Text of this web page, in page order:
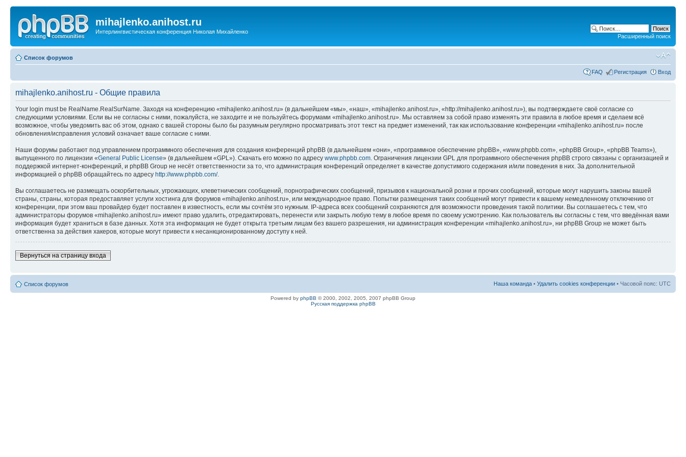
mihajlenko.anihost.ru
Интерлингвистическая конференция Николая Михайленко
Расширенный поиск
Список форумов
FAQ Регистрация Вход
mihajlenko.anihost.ru - Общие правила
Your login must be RealName.RealSurName. Заходя на конференцию «mihajlenko.anihost.ru» (в дальнейшем «мы», «наш», «mihajlenko.anihost.ru», «http://mihajlenko.anihost.ru»), вы подтверждаете своё согласие со
следующими условиями. Если вы не согласны с ними, пожалуйста, не заходите и не пользуйтесь форумами «mihajlenko.anihost.ru». Мы оставляем за собой право изменять эти правила в любое время и сделаем всё
возможное, чтобы уведомить вас об этом, однако с вашей стороны было бы разумным регулярно просматривать этот текст на предмет изменений, так как использование конференции «mihajlenko.anihost.ru» после
обновления/исправления условий означает ваше согласие с ними.
Наши форумы работают под управлением программного обеспечения для создания конференций phpBB (в дальнейшем «они», «программное обеспечение phpBB», «www.phpbb.com», «phpBB Group», «phpBB Teams»),
выпущенного по лицензии «General Public License» (в дальнейшем «GPL»). Скачать его можно по адресу www.phpbb.com . Ограничения лицензии GPL для программного обеспечения phpBB строго связаны с организацией и
поддержкой интернет-конференций, и phpBB Group не несёт ответственности за то, что администрация конференций определяет в качестве допустимого содержания и/или поведения в них. За дополнительной
информацией о phpBB обращайтесь по адресу http://www.phpbb.com/.
Вы соглашаетесь не размещать оскорбительных, угрожающих, клеветнических сообщений, порнографических сообщений, призывов к национальной розни и прочих сообщений, которые могут нарушить законы вашей
страны, страны, которая предоставляет услуги хостинга для форумов «mihajlenko.anihost.ru», или международное право. Попытки размещения таких сообщений могут привести к вашему немедленному отключению от
конференции, при этом ваш провайдер будет поставлен в известность, если мы сочтём это нужным. IP-адреса всех сообщений сохраняются для возможности проведения такой политики. Вы соглашаетесь с тем, что
администраторы форумов «mihajlenko.anihost.ru» имеют право удалить, отредактировать, перенести или закрыть любую тему в любое время по своему усмотрению. Как пользователь вы согласны с тем, что введённая вами
информация будет храниться в базе данных. Хотя эта информация не будет открыта третьим лицам без вашего разрешения, ни администрация конференции «mihajlenko.anihost.ru», ни phpBB Group не может быть
ответственна за действия хакеров, которые могут привести к несанкционированному доступу к ней.
Вернуться на страницу входа
Список форумов Наша команда • Удалить cookies конференции • Часовой пояс: UTC
Powered by phpBB © 2000, 2002, 2005, 2007 phpBB Group
Русская поддержка phpBB